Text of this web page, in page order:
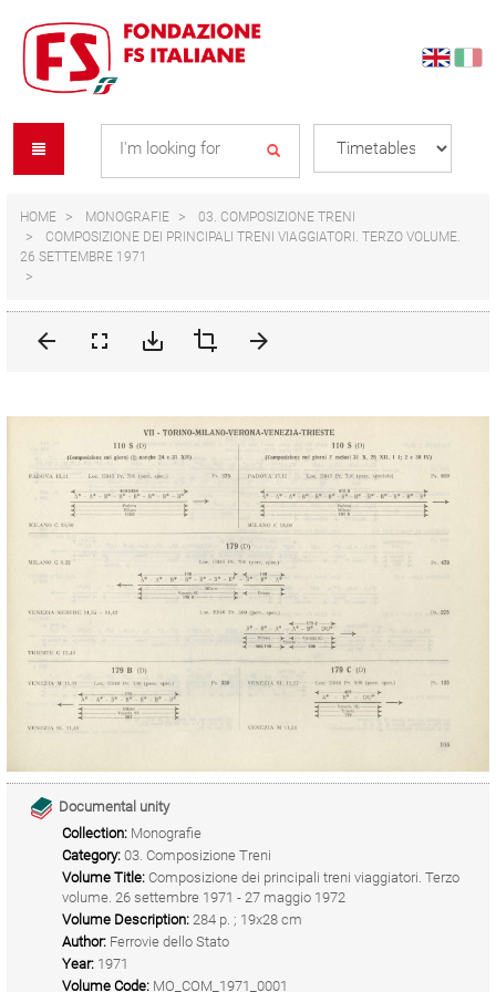
content
navigation
menu
HOME MONOGRAFIE
03. COMPOSIZIONE TRENI
COMPOSIZIONE DEI PRINCIPALI TRENI VIAGGIATORI. TERZO VOLUME.
26 SETTEMBRE 1971
Documental unity
Collection: Monografie
Category: 03. Composizione Treni
Volume Title: Composizione dei principali treni viaggiatori. Terzo
volume. 26 settembre 1971 - 27 maggio 1972
Volume Description: 284 p. ; 19x28 cm
Author: Ferrovie dello Stato
Year: 1971
Volume Code: MO_COM_1971_0001